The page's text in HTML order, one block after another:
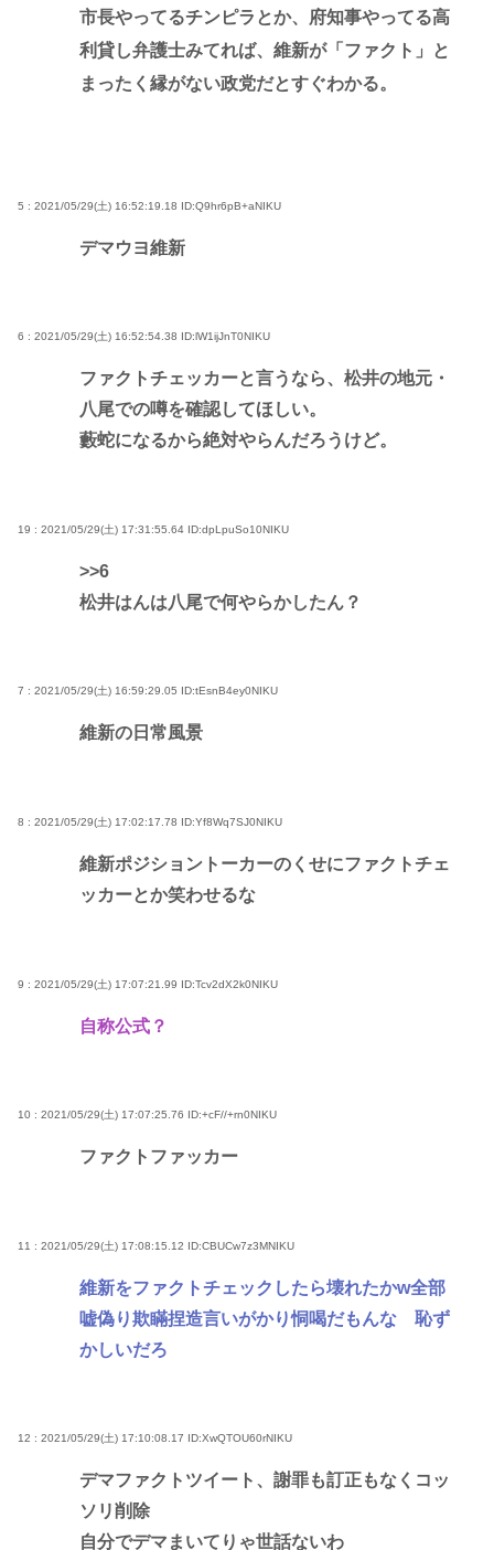
市長やってるチンピラとか、府知事やってる高
利貸し弁護士みてれば、維新が「ファクト」と
まったく縁がない政党だとすぐわかる。
5 : 2021/05/29(土) 16:52:19.18 ID:Q9hr6pB+aNIKU
デマウヨ維新
6 : 2021/05/29(土) 16:52:54.38 ID:lW1ijJnT0NIKU
ファクトチェッカーと言うなら、松井の地元・
八尾での噂を確認してほしい。
藪蛇になるから絶対やらんだろうけど。
19 : 2021/05/29(土) 17:31:55.64 ID:dpLpuSo10NIKU
>>6
松井はんは八尾で何やらかしたん？
7 : 2021/05/29(土) 16:59:29.05 ID:tEsnB4ey0NIKU
維新の日常風景
8 : 2021/05/29(土) 17:02:17.78 ID:Yf8Wq7SJ0NIKU
維新ポジショントーカーのくせにファクトチェ
ッカーとか笑わせるな
9 : 2021/05/29(土) 17:07:21.99 ID:Tcv2dX2k0NIKU
自称公式？
10 : 2021/05/29(土) 17:07:25.76 ID:+cF//+rn0NIKU
ファクトファッカー
11 : 2021/05/29(土) 17:08:15.12 ID:CBUCw7z3MNIKU
維新をファクトチェックしたら壊れたかw全部
嘘偽り欺瞞捏造言いがかり恫喝だもんな 恥ず
かしいだろ
12 : 2021/05/29(土) 17:10:08.17 ID:XwQTOU60rNIKU
デマファクトツイート、謝罪も訂正もなくコッ
ソリ削除
自分でデマまいてりゃ世話ないわ